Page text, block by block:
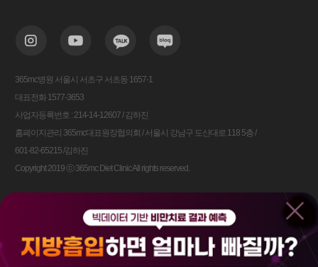
365mc병원 서울시 서초구 서초동 1657-1
대표전화 1577-3653
사업자등록번호 : 214-14-12607 / 김하진
홈페이지관리 365mc대표원장협의회 / 서울시 강남구 도산대로 118 5층 /
601-82-65215 /김하진
Copyright 2019 ⓒ 365mc Diet Clinic All rights reserved.